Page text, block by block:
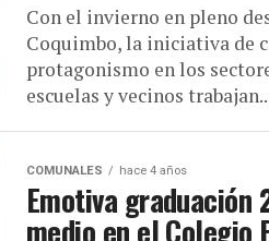
Con el invierno en pleno
Coquimbo, la iniciativa de
protagonismo en los
escuelas y vecinos
COMUNALES hace 4 años
Emotiva graduación
medio en el Colegio